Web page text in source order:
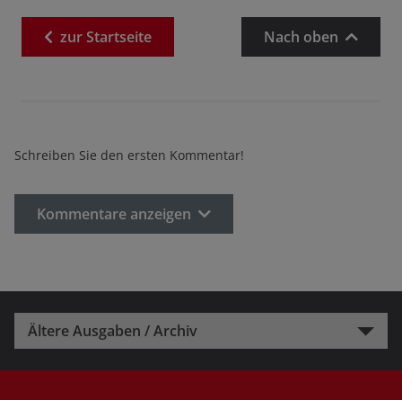
zurStartseite Nach oben
Schreiben Sie den ersten Kommentar!
Kommentare anzeigen
Ältere Ausgaben / Archiv